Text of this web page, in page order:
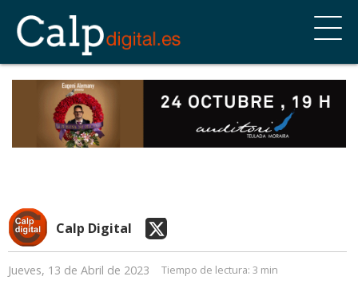
Calp Digital
Jueves, 13 de Abril de 2023 Tiempo de lectura: 3 min